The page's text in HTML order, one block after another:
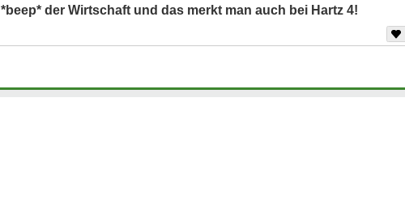
der Wirtschaft und das merkt man auch bei Hartz 4!